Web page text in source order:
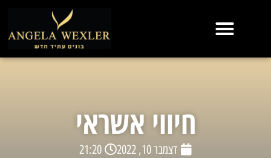
חיווי אשראי
דצמבר 10, 2022 21:20